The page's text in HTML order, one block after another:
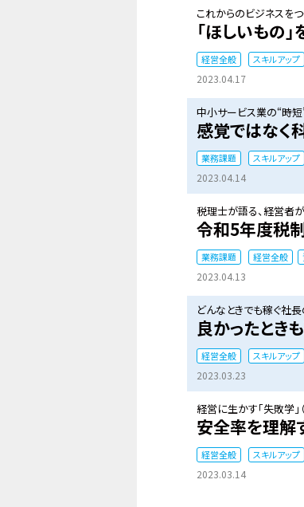
これからのビジネスをつ
「ほしいもの
経営全般 スキルアップ
2023.04.17
中小サービス業の“時短
感覚ではなく
業務課題 スキルアップ
2023.04.14
税理士が語る、経営者
令和5年度税
業務課題 経営全般
2023.04.13
どんなときでも稼ぐ社
良かったとき
経営全般 スキルアップ
2023.03.23
経営に生かす「失敗学」
安全率を理解
経営全般 スキルアップ
2023.03.14